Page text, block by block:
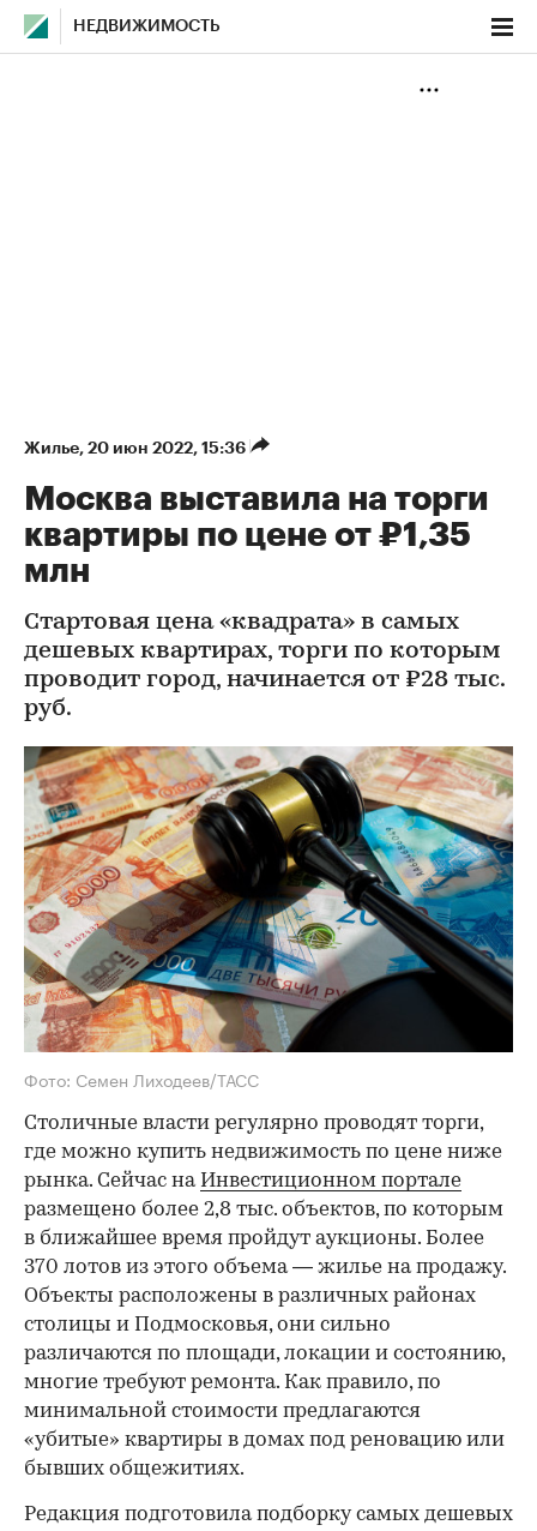
НЕДВИЖИМОСТЬ
Жилье⁠, 20 июн 2022, 15:36
Москва выставила на торги
квартиры по цене от ₽1,35
млн
Стартовая цена «квадрата» в самых
дешевых квартирах, торги по которым
проводит город, начинается от ₽28 тыс.
руб.
Фото: Семен Лиходеев/ТАСС
Столичные власти регулярно проводят торги,
где можно купить недвижимость по цене ниже
рынка. Сейчас на Инвестиционном портале
размещено более 2,8 тыс. объектов, по которым
в ближайшее время пройдут аукционы. Более
370 лотов из этого объема — жилье на продажу.
Объекты расположены в различных районах
столицы и Подмосковья, они сильно
различаются по площади, локации и состоянию,
многие требуют ремонта. Как правило, по
минимальной стоимости предлагаются
«убитые» квартиры в домах под реновацию или
бывших общежитиях.
Редакция подготовила подборку самых дешевых